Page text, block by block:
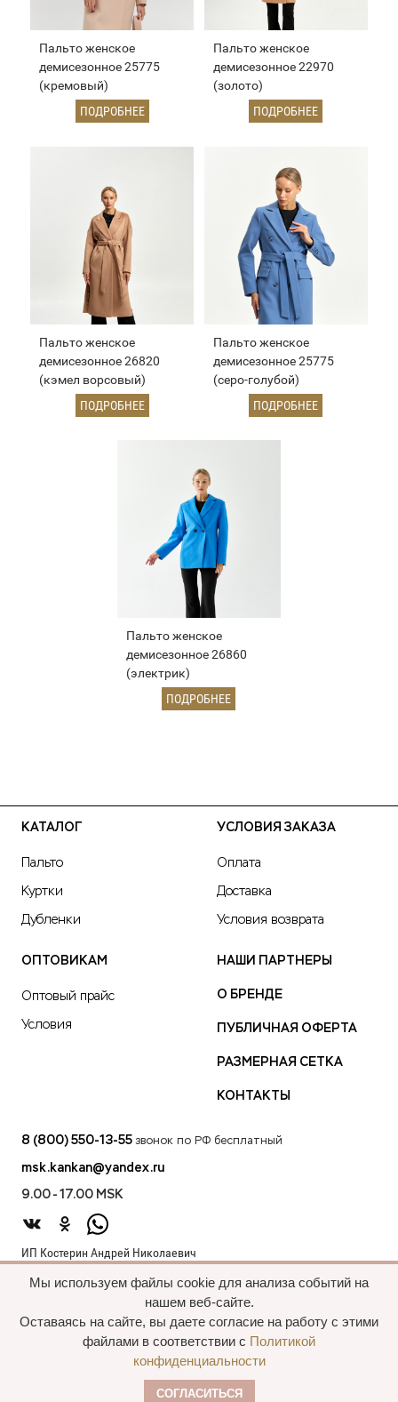
Пальто женское
демисезонное 25775
(кремовый)
ПОДРОБНЕЕ
Пальто женское
демисезонное 22970
(золото)
ПОДРОБНЕЕ
Пальто женское
демисезонное 26820
(кэмел ворсовый)
ПОДРОБНЕЕ
Пальто женское
демисезонное 25775
(серо-голубой)
ПОДРОБНЕЕ
Пальто женское
демисезонное 26860
(электрик)
ПОДРОБНЕЕ
КАТАЛОГ
Пальто
Куртки
Дубленки
УСЛОВИЯ ЗАКАЗА
Оплата
Доставка
Условия возврата
ОПТОВИКАМ
Оптовый прайс
Условия
НАШИ ПАРТНЕРЫ
О БРЕНДЕ
ПУБЛИЧНАЯ ОФЕРТА
РАЗМЕРНАЯ СЕТКА
КОНТАКТЫ
8 (800) 550-13-55 звонок по РФ бесплатный
msk.kankan@yandex.ru
9.00 - 17.00 MSK
ИП Костерин Андрей Николаевич
440012, проезд 2-й Лиственный д.20 г. Пенза Пензенская обл.,
Мы используем файлы cookie для анализа событий на
нашем веб-сайте.
Оставаясь на сайте, вы даете согласие на работу с этими
файлами в соответствии с Политикой
конфиденциальности
СОГЛАСИТЬСЯ
Все права сохранены, 2015—2025 Пальто